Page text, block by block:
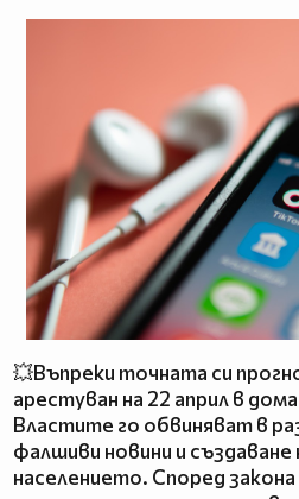
💥Въпреки точната си
арестуван на 22 април в
Властите го обвиняват в
фалшиви новини и създаване
населението. Според